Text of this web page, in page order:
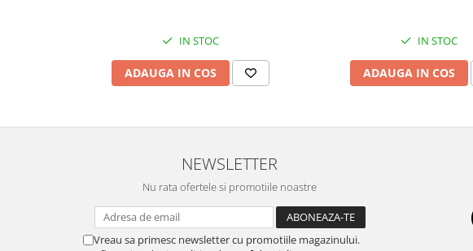
IN STOC
ADAUGA IN COS
IN STOC
ADAUGA IN COS
NEWSLETTER
Nu rata ofertele si promotiile noastre
Vreau sa primesc newsletter cu promotiile magazinului.